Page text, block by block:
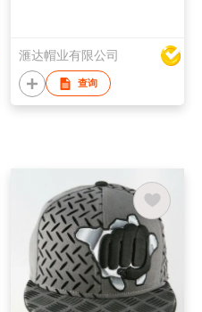
滙达帽业有限公司
查询